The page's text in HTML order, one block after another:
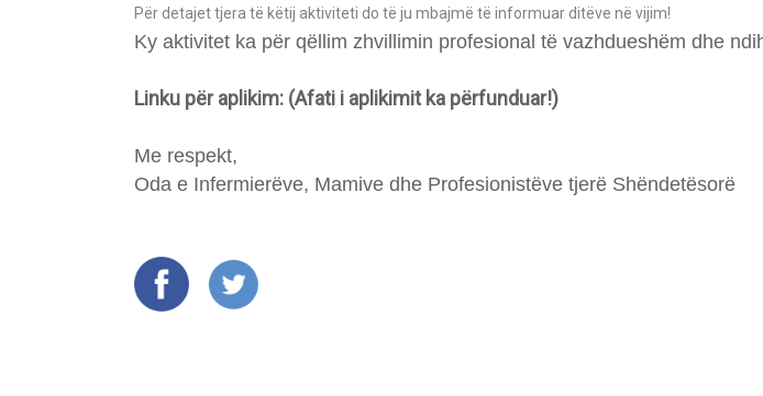
Për detajet tjera të këtij aktiviteti do të ju mbajmë të informuar ditëve në vijim!
Ky aktivitet ka për qëllim zhvillimin profesional të vazhdueshëm dhe
Linku për aplikim: (Afati i aplikimit ka përfunduar!)
Me respekt,
Oda e Infermierëve, Mamive dhe Profesionistëve tjerë Shëndetësorë